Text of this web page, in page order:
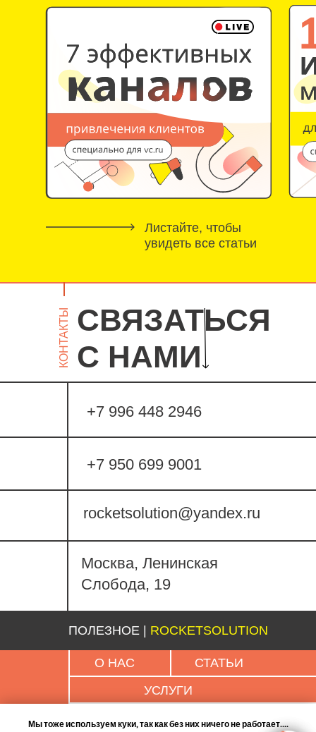
Листайте, чтобы
увидеть все статьи
СВЯЗАТЬСЯ
С НАМИ
rocketsolution@yandex.ru
КОНТАКТЫ
ПОЛЕЗНОЕ | ROCKETSOLUTION
О НАС
СТАТЬИ
УСЛУГИ
ПРЕЗЕНТАЦИЯ
+7 996 448 2946
+7 950 699 9001
Москва, Ленинская
Слобода, 19
Мы тоже используем куки, так как без них ничего не работает....